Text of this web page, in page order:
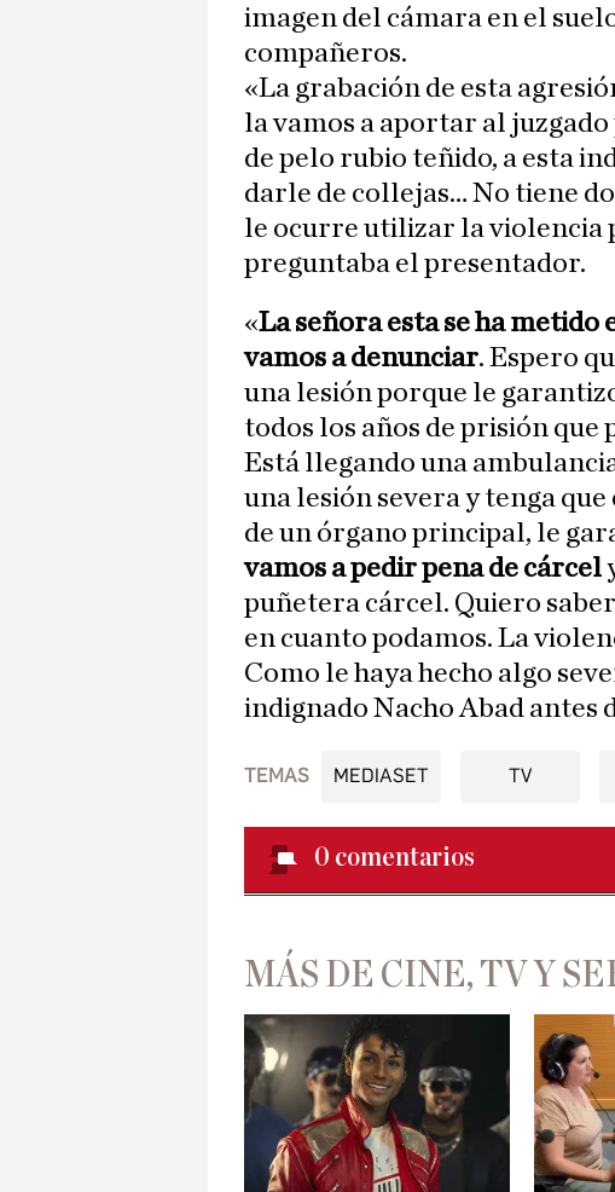
imagen del cámara en el
compañeros.
«La grabación de esta
la vamos a aportar al
de pelo rubio teñido, a esta
darle de collejas… No tiene
le ocurre utilizar la violencia
preguntaba el presentador.
«La señora esta se ha
vamos a denunciar. Espero
una lesión porque le
todos los años de prisión que
Está llegando una
una lesión severa y tenga
de un órgano principal, le
vamos a pedir pena de cárcel
puñetera cárcel. Quiero
en cuanto podamos. La
Como le haya hecho algo
indignado Nacho Abad antes
TEMAS MEDIASET TV
0 comentarios
MÁS DE CINE, TV Y